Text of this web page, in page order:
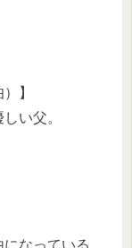
】
い父。
なっている